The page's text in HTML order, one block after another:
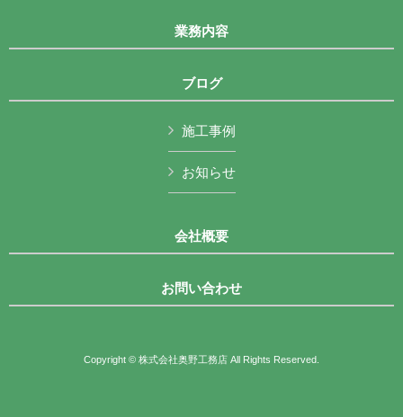
業務内容
ブログ
施工事例
お知らせ
会社概要
お問い合わせ
Copyright © 株式会社奥野工務店 All Rights Reserved.